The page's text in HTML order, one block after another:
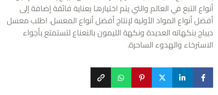
التبغ في العالم والتي يتم اختيارها بعناية فائقة إضافة إلى
أنواع المواد الأولية لإنتاج أفضل أنواع المعسل. اطلب معسل
بنكهاته العديدة ونكهة الليمون بالنعناع لتستمتع بأجواء
والهدوء الساحرة.